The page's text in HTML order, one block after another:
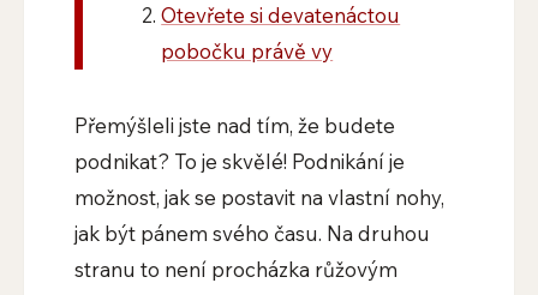
Otevřete si devatenáctou
pobočku právě vy
Přemýšleli jste nad tím, že budete
podnikat? To je skvělé! Podnikání je
možnost, jak se postavit na vlastní nohy,
jak být pánem svého času. Na druhou
stranu to není procházka růžovým